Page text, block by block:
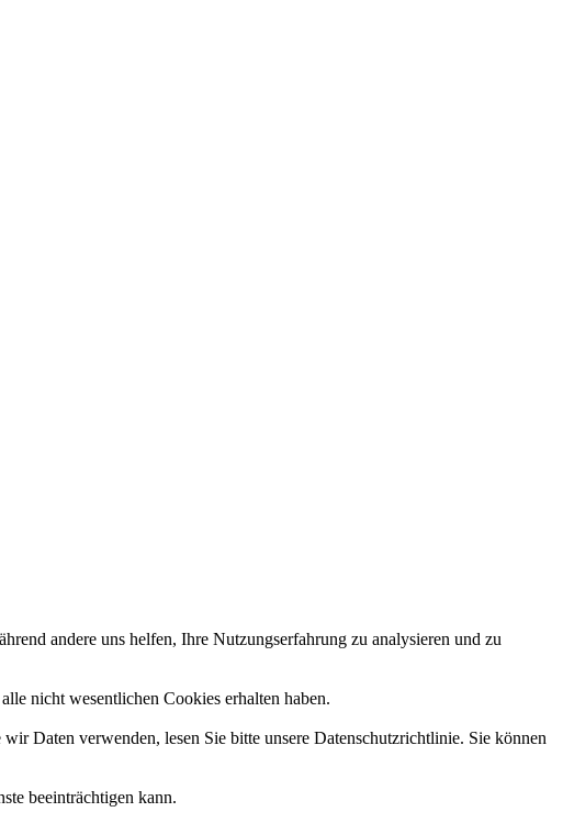
andere uns helfen, Ihre Nutzungserfahrung zu analysieren und zu
nicht wesentlichen Cookies erhalten haben.
Daten verwenden, lesen Sie bitte unsere Datenschutzrichtlinie. Sie können
beeinträchtigen kann.